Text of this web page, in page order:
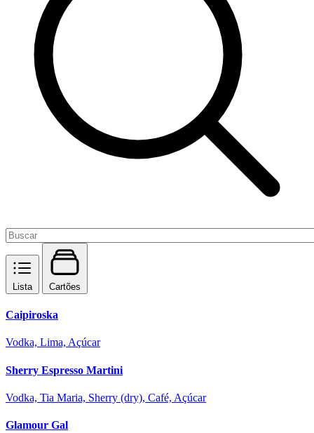
Lista Cartões
Caipiroska
Vodka, Lima, Açúcar
Sherry Espresso Martini
Vodka, Tia Maria, Sherry (dry), Café, Açúcar
Glamour Gal